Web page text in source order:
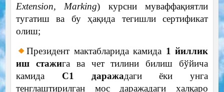
Extension, Marking) курсни муваффақиятли
тугатиш ва бу ҳақида тегишли сертификат
олиш;
Президент мактабларида камида 1 йиллик
иш стажига ва чет тилини билиш бўйича
камида С1 даражадаги ёки унга
тенглаштирилган мос даражадаги халқаро